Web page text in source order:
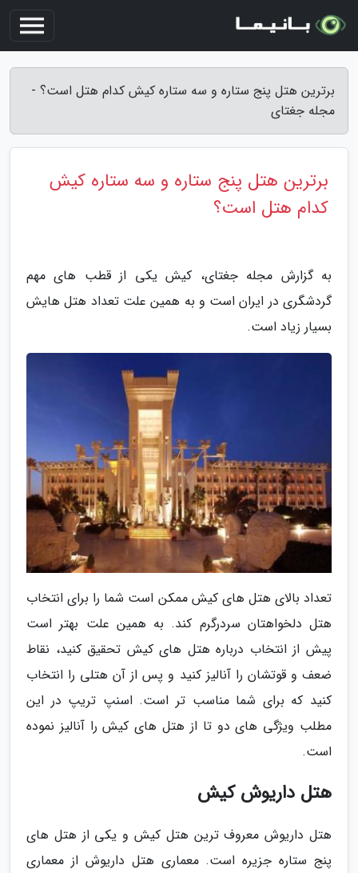
برترین هتل پنج ستاره و سه ستاره کیش کدام هتل است؟ -
مجله جغتای
برترین هتل پنج ستاره و سه ستاره کیش
کدام هتل است؟
به گزارش مجله جغتای، کیش یکی از قطب های مهم
گردشگری در ایران است و به همین علت تعداد هتل هایش
بسیار زیاد است.
تعداد بالای هتل های کیش ممکن است شما را برای انتخاب
هتل دلخواهتان سردرگرم کند. به همین علت بهتر است
پیش از انتخاب درباره هتل های کیش تحقیق کنید، نقاط
ضعف و قوتشان را آنالیز کنید و پس از آن هتلی را انتخاب
کنید که برای شما مناسب تر است. اسنپ تریپ در این
مطلب ویژگی های دو تا از هتل های کیش را آنالیز نموده
است.
هتل داریوش کیش
هتل داریوش معروف ترین هتل کیش و یکی از هتل های
پنج ستاره جزیره است. معماری هتل داریوش از معماری